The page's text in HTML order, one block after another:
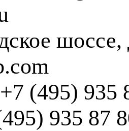
(495) 935
935 87